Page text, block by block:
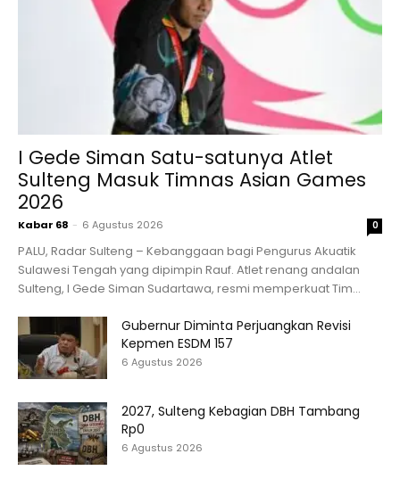
I Gede Siman Satu-satunya Atlet
Sulteng Masuk Timnas Asian Games
2026
Kabar 68 - 6 Agustus 2026 0
PALU, Radar Sulteng – Kebanggaan bagi Pengurus Akuatik
Sulawesi Tengah yang dipimpin Rauf. Atlet renang andalan
Sulteng, I Gede Siman Sudartawa, resmi memperkuat Tim...
Gubernur Diminta Perjuangkan Revisi
Kepmen ESDM 157
6 Agustus 2026
2027, Sulteng Kebagian DBH Tambang
Rp0
6 Agustus 2026